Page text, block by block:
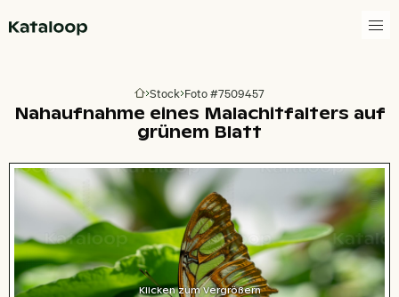
Zur Homepage
Stock Foto #7509457
Nahaufnahme eines Malachitfalters auf
grünem Blatt
Klicken zum Vergrößern